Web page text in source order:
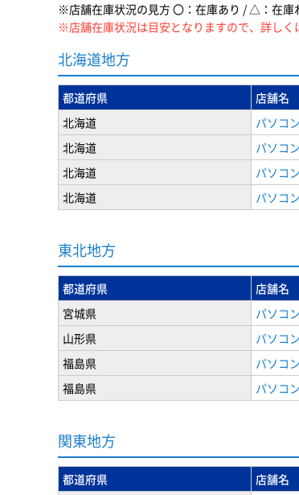
※店舗在庫状況の見方 〇：在庫あり / △：在庫
※店舗在庫状況は目安となりますので、詳しく
北海道地方
都道府県 店舗名
北海道
パソコ
北海道
パソコ
北海道
パソコ
北海道
パソコ
東北地方
都道府県 店舗名
宮城県
パソコ
山形県
パソコ
福島県
パソコ
福島県
パソコ
関東地方
都道府県 店舗名